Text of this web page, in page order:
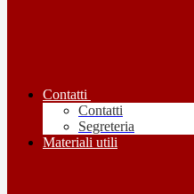
Contatti
Contatti
Segreteria
Materiali utili